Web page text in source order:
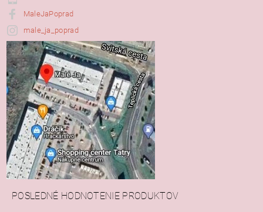
MaleJaPoprad
male_ja_poprad
POSLEDNÉ HODNOTENIE PRODUKTOV